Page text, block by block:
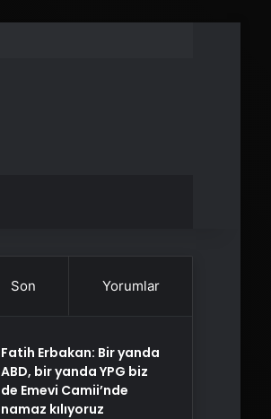
Son Yorumlar
Fatih Erbakan: Bir yanda
ABD, bir yanda YPG biz
de Emevi Camii’nde
namaz kılıyoruz